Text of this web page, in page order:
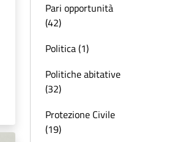
Pari opportunità
(42)
Politica (1)
Politiche abitative
(32)
Protezione Civile
(19)